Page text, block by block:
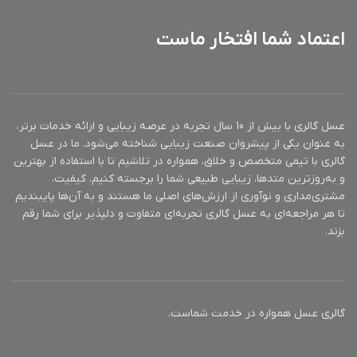
متعادل‎کننده چربی پوست
اعتماد شما افتخار ماست
عسل گالری با بیش از 10 سال تجربه در عرصه زیبایی و ارائه خدمات برتر،
به عنوان یکی از پیشروان صنعت زیبایی شناخته می‌شود. ما در عسل
گالری با تیمی متخصص و خلاق، همواره در تلاشیم تا با استفاده از بهترین
و به‌روزترین متدها، زیبایی طبیعی شما را برجسته کنیم. کیفیت،
مشتری‌مداری و نوآوری از ارزش‌های اصلی ما هستند و به آن‌ها پایبندیم
تا هر مراجعه‌ای به عسل گالری تجربه‌ای متفاوت و دلپذیر برای شما رقم
بزند.
گالری عسل همواره در خدمت شماست.